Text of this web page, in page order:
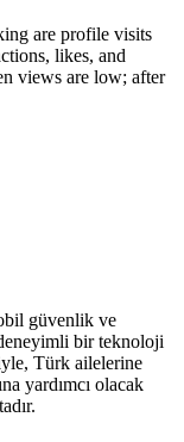
are profile visits
likes, and
views are low; after
güvenlik ve
bir teknoloji
Türk ailelerine
yardımcı olacak